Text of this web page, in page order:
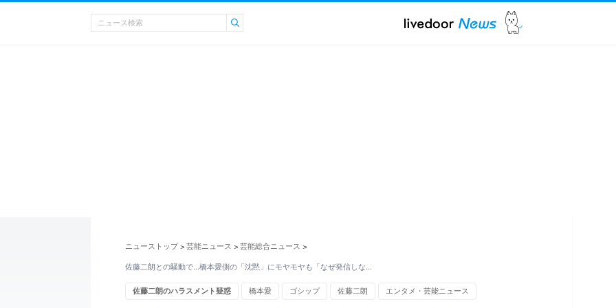
ニューストップ > 芸能ニュース > 芸能総合ニュース >
佐藤二朗との騒動で…橋本愛側の「沈黙」にモヤモヤも「なぜ発信しな…
佐藤二朗のハラスメント疑惑 橋本愛 ゴシップ 佐藤二朗 エンタメ・芸能ニュース